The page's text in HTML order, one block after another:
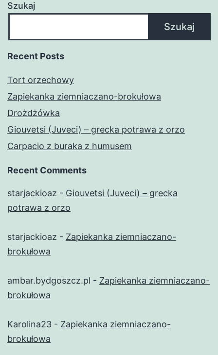
Szukaj
Szukaj
Recent Posts
Tort orzechowy
Zapiekanka ziemniaczano-brokułowa
Drożdżówka
Giouvetsi (Juveci) – grecka potrawa z orzo
Carpacio z buraka z humusem
Recent Comments
starjackioaz - Giouvetsi (Juveci) – grecka
potrawa z orzo
starjackioaz - Zapiekanka ziemniaczano-
brokułowa
ambar.bydgoszcz.pl - Zapiekanka ziemniaczano-
brokułowa
Karolina23 - Zapiekanka ziemniaczano-
brokułowa